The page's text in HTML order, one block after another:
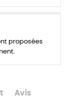
proposées
Avis